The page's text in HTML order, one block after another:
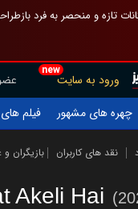
تازه و منحصر به فرد
new
ورود به سایت
چهره های مشهور فیلم های
نقد های کاربران بازیگران و
Akeli Hai